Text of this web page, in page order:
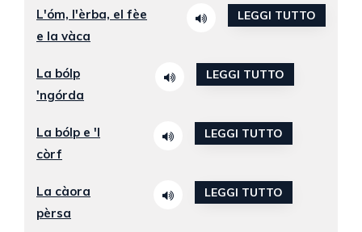
L'óm, l'èrba, el fèe
e la vàca
LEGGI TUTTO
La bólp
'ngórda
LEGGI TUTTO
La bólp e 'l
còrf
LEGGI TUTTO
La càora
pèrsa
LEGGI TUTTO